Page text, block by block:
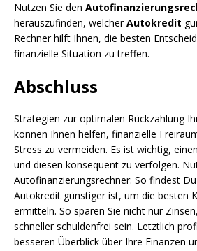
Nutzen Sie den
herauszufinden, welcherAutokredit
Rechner hilft Ihnen, die besten
finanzielle Situation zu treffen.
Abschluss
Strategien zur optimalen Rückzahlung
können Ihnen helfen, finanzielle
Stress zu vermeiden. Es ist wichtig,
und diesen konsequent zu verfolgen.
Autofinanzierungsrechner: So findest
Autokredit günstiger ist, um die besten
ermitteln. So sparen Sie nicht nur
schneller schuldenfrei sein. Letztlich
besseren Überblick über Ihre Finanzen